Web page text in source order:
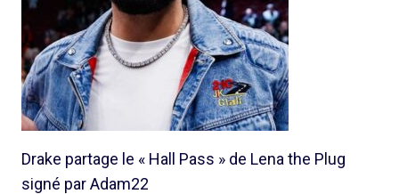
Drake partage le « Hall Pass » de Lena the Plug
signé par Adam22